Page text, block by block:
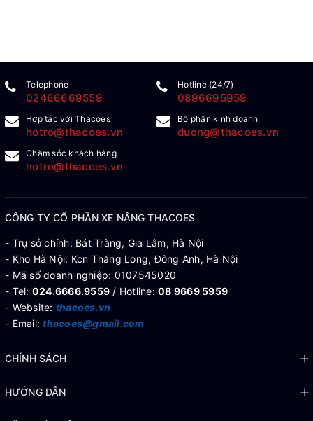
Telephone
02466669559
Hotline (24/7)
0896695959
Hợp tác với Thacoes
hotro@thacoes.vn
Bộ phận kinh doanh
duong@thacoes.vn
Chăm sóc khách hàng
hotro@thacoes.vn
CÔNG TY CỔ PHẦN XE NÂNG THACOES
- Trụ sở chính: Bát Tràng, Gia Lâm, Hà Nội
- Kho Hà Nội: Kcn Thăng Long, Đông Anh, Hà Nội
- Mã số doanh nghiệp: 0107545020
- Tel: 024.6666.9559 / Hotline: 08 9669 5959
- Website: thacoes.vn
- Email:thacoes@gmail.com
CHÍNH SÁCH
HƯỚNG DẪN